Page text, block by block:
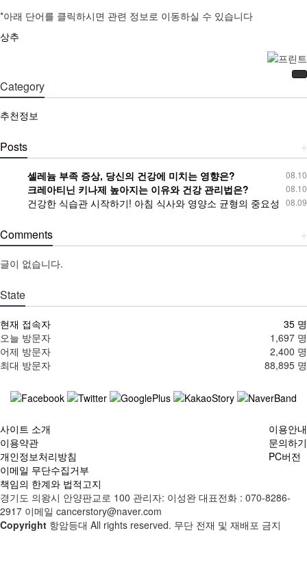
*아래 단어를 클릭하시면 관련 정보로 이동하실 수 있습니다
상추
Category
추천정보
+
Posts
08.10
셀레늄 부족 증상, 당신의 건강에 미치는 영향은?
08.10
크레아티닌 키나제 높아지는 이유와 건강 관리법은?
08.09
건강한 식습관 시작하기! 아침 식사와 영양소 균형의 중요성
+
Comments
글이 없습니다.
State
현재 접속자
35 명
오늘 방문자
1,697 명
어제 방문자
2,400 명
최대 방문자
88,895 명
사이트 소개
이용약관
개인정보처리방침
이메일 무단수집거부
책임의 한계와 법적고지
이용안내
문의하기
PC버전
경기도 의왕시 안양판교로 100 관리자: 이성완 대표전화 : 070-8286-
2917 이메일 cancerstory@naver.com
Copyright 항암등대 All rights reserved. 무단 전재 및 재배포 금지